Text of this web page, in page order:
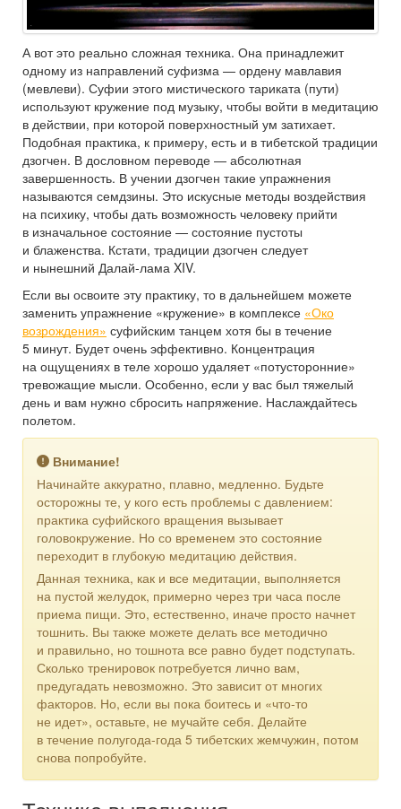
А вот это реально сложная техника. Она принадлежит
одному из направлений суфизма — ордену мавлавия
(мевлеви). Суфии этого мистического тариката (пути)
используют кружение под музыку, чтобы войти в медитацию
в действии, при которой поверхностный ум затихает.
Подобная практика, к примеру, есть и в тибетской традиции
дзогчен. В дословном переводе — абсолютная
завершенность. В учении дзогчен такие упражнения
называются семдзины. Это искусные методы воздействия
на психику, чтобы дать возможность человеку прийти
в изначальное состояние — состояние пустоты
и блаженства. Кстати, традиции дзогчен следует
и нынешний Далай-лама XIV.
Если вы освоите эту практику, то в дальнейшем можете
заменить упражнение «кружение» в комплексе «Око
возрождения» суфийским танцем хотя бы в течение
5 минут. Будет очень эффективно. Концентрация
на ощущениях в теле хорошо удаляет «потусторонние»
тревожащие мысли. Особенно, если у вас был тяжелый
день и вам нужно сбросить напряжение. Наслаждайтесь
полетом.
Внимание!
Начинайте аккуратно, плавно, медленно. Будьте
осторожны те, у кого есть проблемы с давлением:
практика суфийского вращения вызывает
головокружение. Но со временем это состояние
переходит в глубокую медитацию действия.
Данная техника, как и все медитации, выполняется
на пустой желудок, примерно через три часа после
приема пищи. Это, естественно, иначе просто начнет
тошнить. Вы также можете делать все методично
и правильно, но тошнота все равно будет подступать.
Сколько тренировок потребуется лично вам,
предугадать невозможно. Это зависит от многих
факторов. Но, если вы пока боитесь и «что-то
не идет», оставьте, не мучайте себя. Делайте
в течение полугода-года 5 тибетских жемчужин, потом
снова попробуйте.